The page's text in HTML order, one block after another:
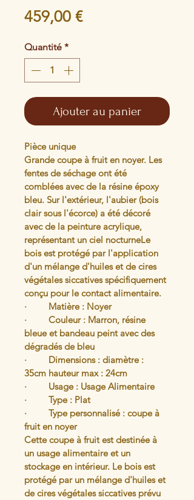
459,00 €Prix
Quantité *
Ajouter au panier
Pièce unique
Grande coupe à fruit en noyer. Les
fentes de séchage ont été
comblées avec de la résine époxy
bleu. Sur l'extérieur, l'aubier (bois
clair sous l'écorce) a été décoré
avec de la peinture acrylique,
représentant un ciel nocturneLe
bois est protégé par l'application
d'un mélange d'huiles et de cires
végétales siccatives spécifiquement
conçu pour le contact alimentaire.
·         Matière : Noyer
·         Couleur : Marron, résine
bleue et bandeau peint avec des
dégradés de bleu
·         Dimensions : diamètre :
35cm hauteur max : 24cm
·         Usage : Usage Alimentaire
·         Type : Plat
·         Type personnalisé : coupe à
fruit en noyer
Cette coupe à fruit est destinée à
un usage alimentaire et un
stockage en intérieur. Le bois est
protégé par un mélange d'huiles et
de cires végétales siccatives prévu